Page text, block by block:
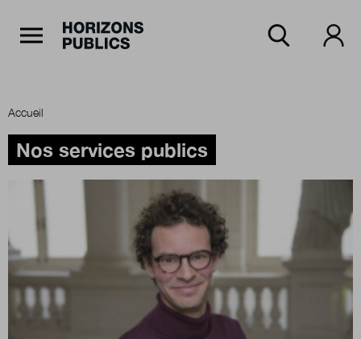
Accueil
Rubriques
Thèmes
Accueil
Nos services publics